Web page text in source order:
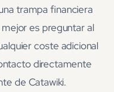
trampa financiera
es preguntar al
coste adicional
directamente
de Catawiki.